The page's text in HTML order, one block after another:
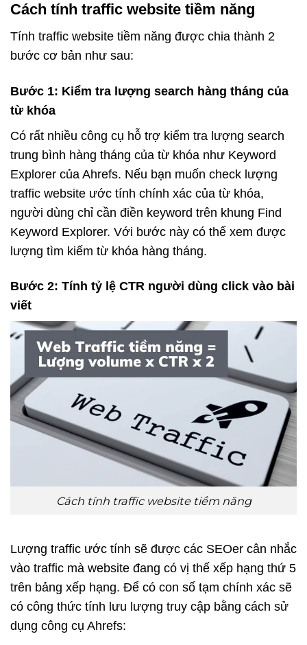
Cách tính traffic website tiềm năng
Tính traffic website tiềm năng được chia thành 2
bước cơ bản như sau:
Bước 1: Kiểm tra lượng search hàng tháng của
từ khóa
Có rất nhiều công cụ hỗ trợ kiểm tra lượng search
trung bình hàng tháng của từ khóa như Keyword
Explorer của Ahrefs. Nếu bạn muốn check lượng
traffic website ước tính chính xác của từ khóa,
người dùng chỉ cần điền keyword trên khung Find
Keyword Explorer. Với bước này có thể xem được
lượng tìm kiếm từ khóa hàng tháng.
Bước 2: Tính tỷ lệ CTR người dùng click vào bài
viết
Cách tính traffic website tiềm năng
Lượng traffic ước tính sẽ được các SEOer cân nhắc
vào traffic mà website đang có vị thế xếp hạng thứ 5
trên bảng xếp hạng. Để có con số tạm chính xác sẽ
có công thức tính lưu lượng truy cập bằng cách sử
dụng công cụ Ahrefs: